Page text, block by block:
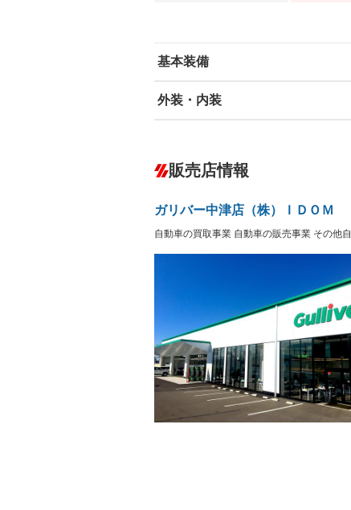
基本装備
エアバッグ：運転席/助手席
－ ダウンヒルアシストコントロール
Bluetooth接続 100V電源
外装・内装
オーディオ：CDまたはCDチェンジャー
プレイヤー接続可／ミュージックサーバ
－
ヘッドライトウォッシャ
ー
－ 革シート
LEDヘッドランプ － HID(キ
パワー
フルフラットシート － チップ
シートヒーター － ウォー
フロントカメラ － シート
ルーフレール エアサ
販売店情報
ガリバー中津店（株）ＩＤＯＭ
自動車の買取事業 自動車の販売事業 その他